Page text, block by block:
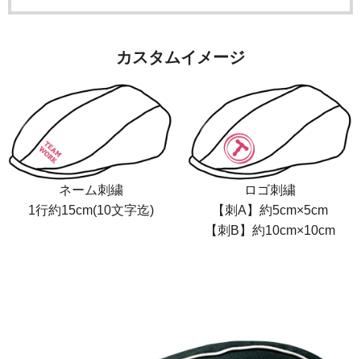
カスタムイメージ
ネーム刺繍
1行約15cm(10文字迄)
ロゴ刺繍
【刺A】約5cm×5cm
【刺B】約10cm×10cm